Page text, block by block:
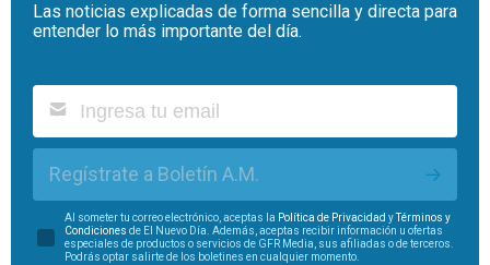
Las noticias explicadas de forma sencilla y directa para
entender lo más importante del día.
Regístrate a Boletín A.M.
Al someter tu correo electrónico, aceptas la Política de Privacidad yTérminos y
Condiciones de El Nuevo Día. Además, aceptas recibir información u ofertas
especiales de productos o servicios de GFR Media, sus afiliadas o de terceros.
Podrás optar salirte de los boletines en cualquier momento.